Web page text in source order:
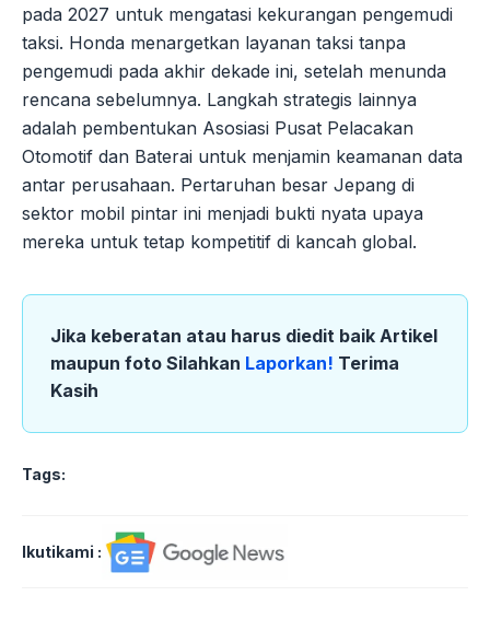
pada 2027 untuk mengatasi kekurangan pengemudi
taksi. Honda menargetkan layanan taksi tanpa
pengemudi pada akhir dekade ini, setelah menunda
rencana sebelumnya. Langkah strategis lainnya
adalah pembentukan Asosiasi Pusat Pelacakan
Otomotif dan Baterai untuk menjamin keamanan data
antar perusahaan. Pertaruhan besar Jepang di
sektor mobil pintar ini menjadi bukti nyata upaya
mereka untuk tetap kompetitif di kancah global.
Jika keberatan atau harus diedit baik Artikel
maupun foto Silahkan Laporkan! Terima
Kasih
Tags:
Ikutikami :